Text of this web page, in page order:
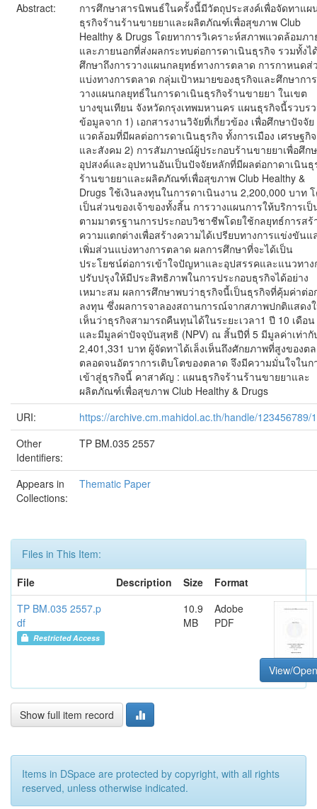
Abstract:
การศึกษาสารนิพนธ์ในครั้งนี้มีวัตถุประสงค์เพื่อจัดทาแผ
ธุรกิจร้านร้านขายยาและผลิตภัณฑ์เพื่อสุขภาพ Club
Healthy & Drugs โดยทาการวิเคราะห์สภาพแวดล้อมภ
และภายนอกที่ส่งผลกระทบต่อการดาเนินธุรกิจ รวมทั้งไ
ศึกษาถึงการวางแผนกลยุทธ์ทางการตลาด การกาหนดส่
แบ่งทางการตลาด กลุ่มเป้าหมายของธุรกิจและศึกษาการ
วางแผนกลยุทธ์ในการดาเนินธุรกิจร้านขายยา ในเขต
บางขุนเทียน จังหวัดกรุงเทพมหานคร แผนธุรกิจนี้รวบร
ข้อมูลจาก 1) เอกสารงานวิจัยที่เกี่ยวข้อง เพื่อศึกษาปัจจัย
แวดล้อมที่มีผลต่อการดาเนินธุรกิจ ทั้งการเมือง เศรษฐกิจ
และสังคม 2) การสัมภาษณ์ผู้ประกอบร้านขายยาเพื่อศึก
อุปสงค์และอุปทานอันเป็นปัจจัยหลักที่มีผลต่อกาดาเนินธุ
ร้านขายยาและผลิตภัณฑ์เพื่อสุขภาพ Club Healthy &
Drugs ใช้เงินลงทุนในการดาเนินงาน 2,200,000 บาท
เป็นส่วนของเจ้าของทั้งสิ้น การวางแผนการให้บริการเป็
ตามมาตรฐานการประกอบวิชาชีพโดยใช้กลยุทธ์การสร้
ความแตกต่างเพื่อสร้างความได้เปรียบทางการแข่งขันแ
เพิ่มส่วนแบ่งทางการตลาด ผลการศึกษาที่จะได้เป็น
ประโยชน์ต่อการเข้าใจปัญหาและอุปสรรคและแนวทาง
ปรับปรุงให้มีประสิทธิภาพในการประกอบธุรกิจได้อย่าง
เหมาะสม ผลการศึกษาพบว่าธุรกิจนี้เป็นธุรกิจที่คุ้มค่าต่อ
ลงทุน ซึ่งผลการจาลองสถานการณ์จากสภาพปกติแสดง
เห็นว่าธุรกิจสามารถคืนทุนได้ในระยะเวลา1 ปี 10 เดือน
และมีมูลค่าปัจจุบันสุทธิ (NPV) ณ สิ้นปีที่ 5 มีมูลค่าเท่ากั
2,401,331 บาท ผู้จัดทาได้เล็งเห็นถึงศักยภาพที่สูงของต
ตลอดจนอัตราการเติบโตของตลาด จึงมีความมั่นใจในก
เข้าสู่ธุรกิจนี้ คาสาคัญ : แผนธุรกิจร้านร้านขายยาและ
ผลิตภัณฑ์เพื่อสุขภาพ Club Healthy & Drugs
URI:
https://archive.cm.mahidol.ac.th/handle/123456789/
Other
Identifiers:
TP BM.035 2557
Appears in
Collections:
Thematic Paper
Files in This Item:
File
Description Size
Format
TP BM.035 2557.p
df
Restricted Access
10.9
MB
Adobe
PDF
View/Open
Show full item record
Items in DSpace are protected by copyright, with all rights
reserved, unless otherwise indicated.